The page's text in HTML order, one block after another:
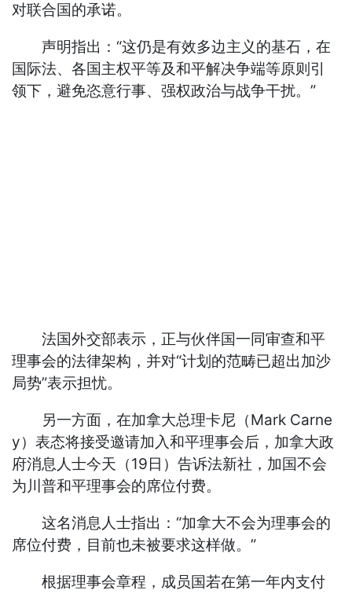
对联合国的承诺。
声明指出：“这仍是有效多边主义的基石，在
国际法、各国主权平等及和平解决争端等原则引
领下，避免恣意行事、强权政治与战争干扰。”
法国外交部表示，正与伙伴国一同审查和平
理事会的法律架构，并对“计划的范畴已超出加沙
局势”表示担忧。
另一方面，在加拿大总理卡尼（Mark Carne
y）表态将接受邀请加入和平理事会后，加拿大政
府消息人士今天（19日）告诉法新社，加国不会
为川普和平理事会的席位付费。
这名消息人士指出：“加拿大不会为理事会的
席位付费，目前也未被要求这样做。”
根据理事会章程，成员国若在第一年内支付